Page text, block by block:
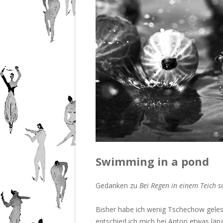
2015
Nr.
Nr.
Swimming in a pond
Gedanken zu Bei Regen in einem Teich
Bisher habe ich wenig Tschechow